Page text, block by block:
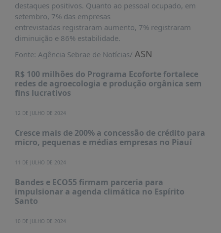
destaques positivos. Quanto ao pessoal ocupado, em
setembro, 7% das empresas
entrevistadas registraram aumento, 7% registraram
diminuição e 86% estabilidade.
Fonte: Agência Sebrae de Notícias/ ASN
R$ 100 milhões do Programa Ecoforte fortalece
redes de agroecologia e produção orgânica sem
fins lucrativos
12 DE JULHO DE 2024
Cresce mais de 200% a concessão de crédito para
micro, pequenas e médias empresas no Piauí
11 DE JULHO DE 2024
Bandes e ECO55 firmam parceria para
impulsionar a agenda climática no Espírito
Santo
10 DE JULHO DE 2024